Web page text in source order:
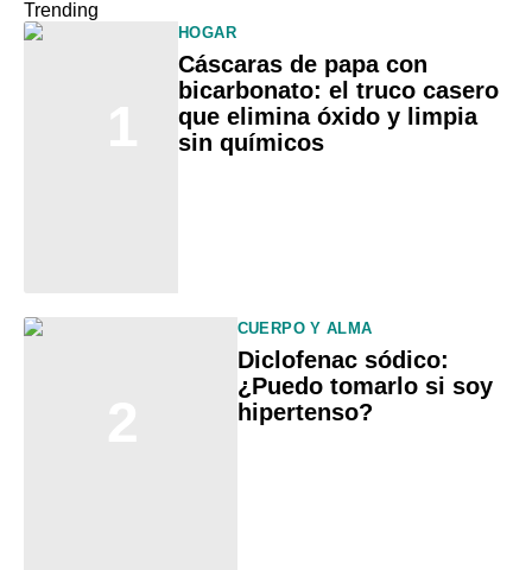
Trending
HOGAR
Cáscaras de papa con
bicarbonato: el truco casero
que elimina óxido y limpia
sin químicos
CUERPO Y ALMA
Diclofenac sódico:
¿Puedo tomarlo si soy
hipertenso?